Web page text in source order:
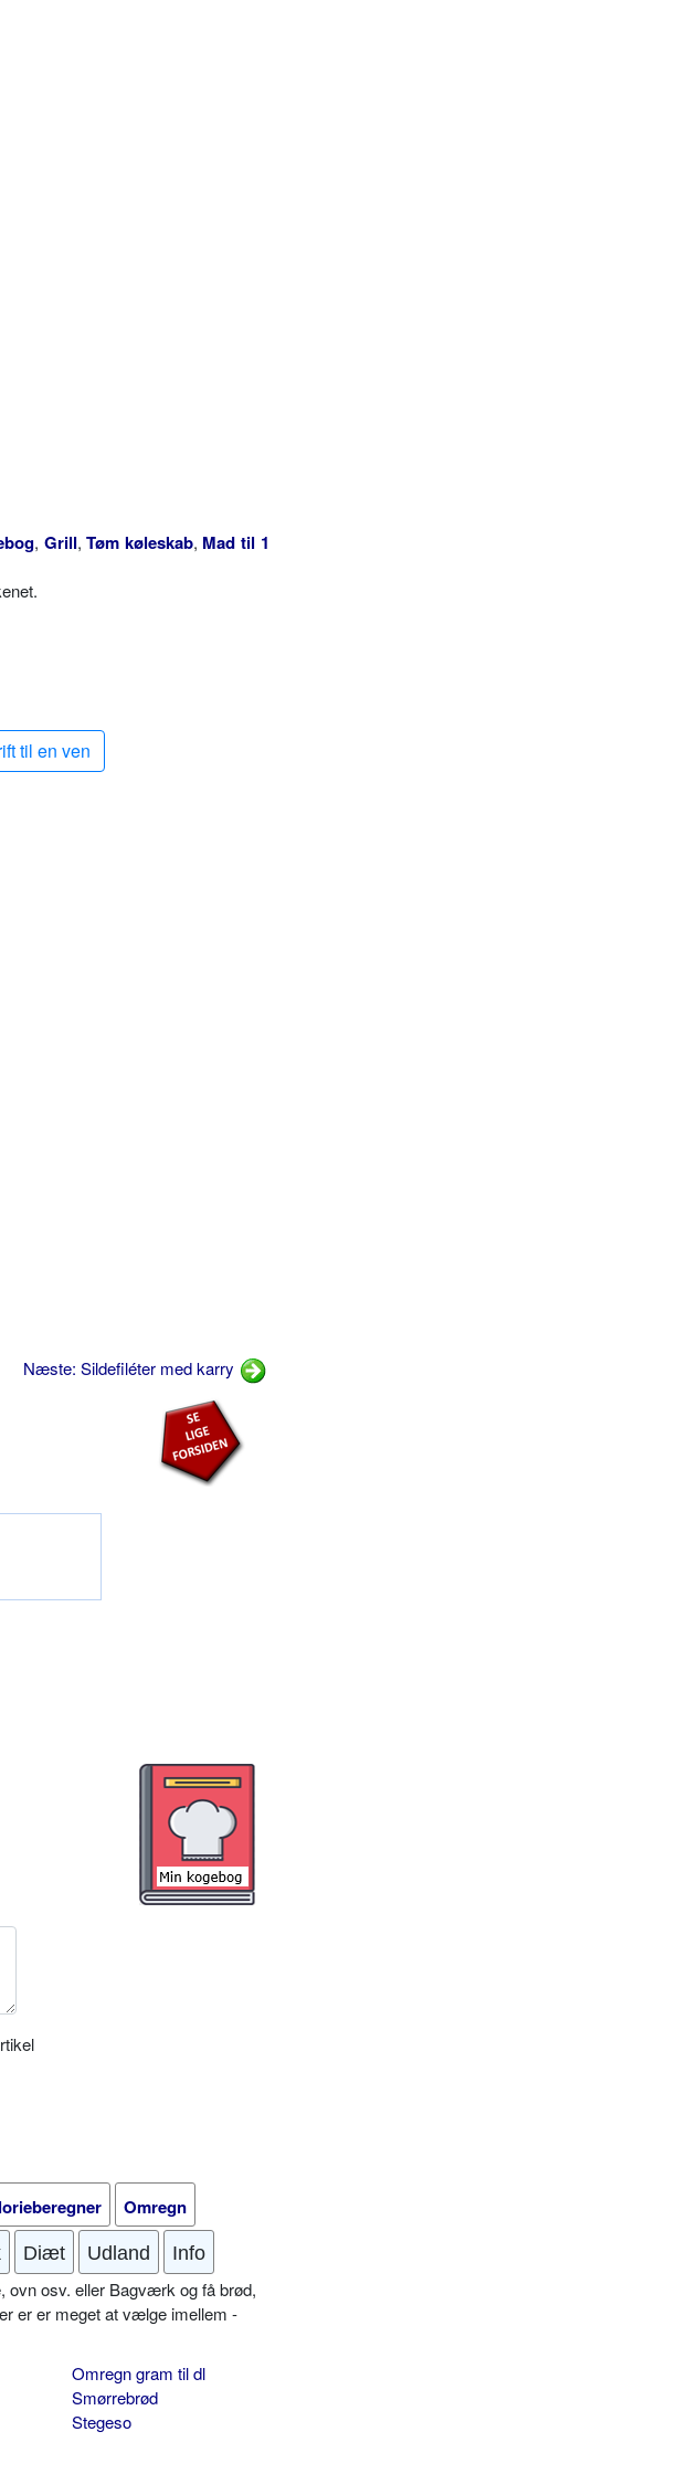
, Grill,Tøm køleskab, Mad til 1
til en ven
Næste: Sildefiléter med karry
Omregn
Diæt Udland Info
ovn osv. eller Bagværk og få brød,
er er meget at vælge imellem -
Omregn gram til dl
Smørrebrød
Stegeso